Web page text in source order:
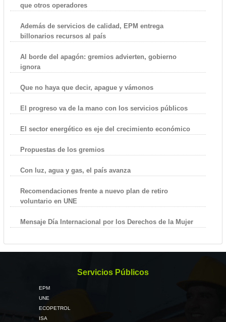
que otros operadores
Además de servicios de calidad, EPM entrega
billonarios recursos al país
Al borde del apagón: gremios advierten, gobierno
ignora
Que no haya que decir, apague y vámonos
El progreso va de la mano con los servicios públicos
El sector energético es eje del crecimiento económico
Propuestas de los gremios
Con luz, agua y gas, el país avanza
Recomendaciones frente a nuevo plan de retiro
voluntario en UNE
Mensaje Día Internacional por los Derechos de la Mujer
Servicios Públicos
EPM
UNE
ECOPETROL
ISA